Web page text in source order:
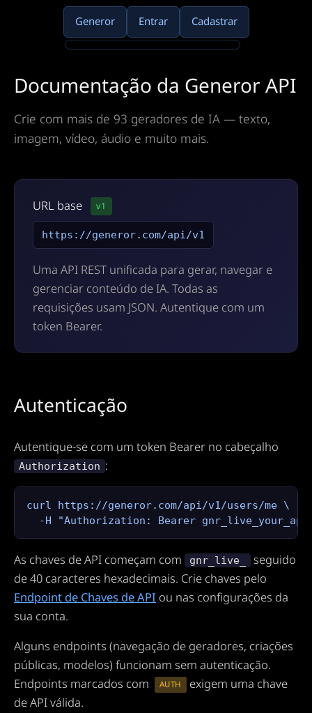
Generor Entrar Cadastrar
Documentação da Generor API
Crie com mais de 93 geradores de IA — texto,
imagem, vídeo, áudio e muito mais.
URL base v1
https://generor.com/api/v1
Uma API REST unificada para gerar, navegar e
gerenciar conteúdo de IA. Todas as
requisições usam JSON. Autentique com um
token Bearer.
Autenticação
Autentique-se com um token Bearer no cabeçalho
Authorization :
curl https://generor.com/api/v1/users/me \
-H "Authorization: Bearer
As chaves de API começam com gnr_live_
seguido
de 40 caracteres hexadecimais. Crie chaves pelo
Endpoint de Chaves de API ou nas configurações da
sua conta.
Alguns endpoints (navegação de geradores, criações
públicas, modelos) funcionam sem autenticação.
Endpoints marcados com
AUTH exigem uma chave
de API válida.